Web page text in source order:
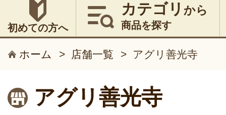
初めての方へ
カテゴリ から
商品を探す
ホーム > 店舗一覧 > アグリ善光寺
アグリ善光寺